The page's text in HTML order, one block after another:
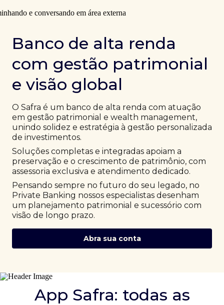
Banco de alta renda
com gestão patrimonial
e visão global
O Safra é um banco de alta renda com atuação
em gestão patrimonial e wealth management,
unindo solidez e estratégia à gestão personalizada
de investimentos.
Soluções completas e integradas apoiam a
preservação e o crescimento de patrimônio, com
assessoria exclusiva e atendimento dedicado.
Pensando sempre no futuro do seu legado, no
Private Banking nossos especialistas desenham
um planejamento patrimonial e sucessório com
visão de longo prazo.
Abra sua conta
App Safra: todas as